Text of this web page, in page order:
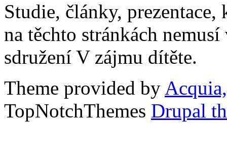
Studie, články,
na těchto stránkách
sdružení V zájmu dítěte.
Theme provided by
TopNotchThemes Drupal